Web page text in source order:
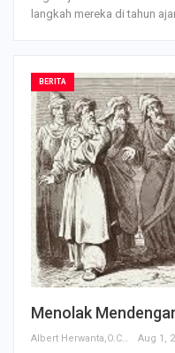
langkah mereka di tahun
BERITA
Menolak
Albert Herwanta,O.Carm Aug 1,